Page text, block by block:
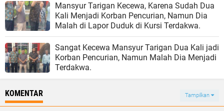
Mansyur Tarigan Kecewa, Karena Sudah Dua
Kali Menjadi Korban Pencurian, Namun Dia
Malah di Lapor Duduk di Kursi Terdakwa.
Sangat Kecewa Mansyur Tarigan Dua Kali jadi
Korban Pencurian, Namun Malah Dia Menjadi
Terdakwa.
KOMENTAR Tampilkan